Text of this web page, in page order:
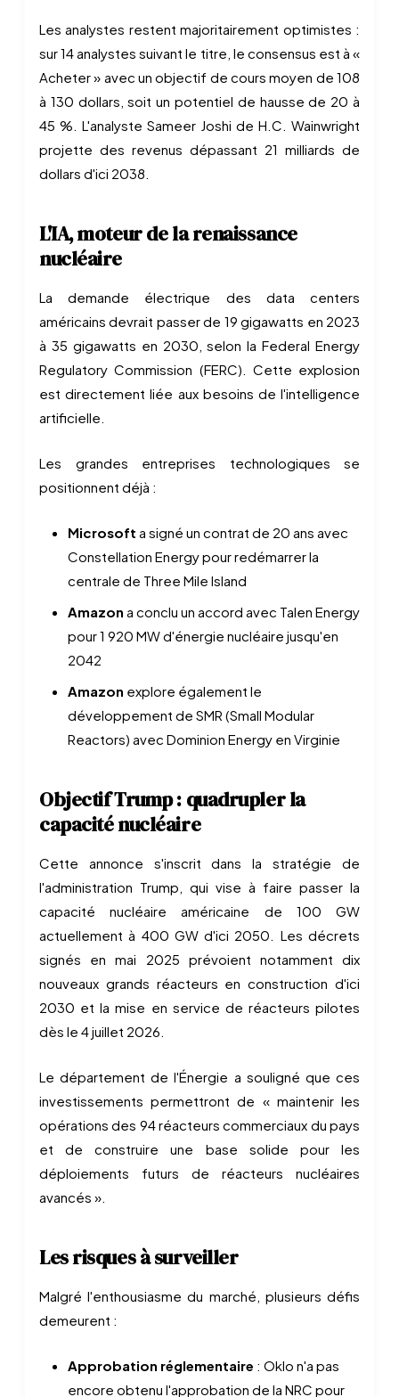
Les analystes restent majoritairement optimistes :
sur 14 analystes suivant le titre, le consensus est à «
Acheter » avec un objectif de cours moyen de 108
à 130 dollars, soit un potentiel de hausse de 20 à
45 %. L'analyste Sameer Joshi de H.C. Wainwright
projette des revenus dépassant 21 milliards de
dollars d'ici 2038.
L'IA, moteur de la renaissance
nucléaire
La demande électrique des data centers
américains devrait passer de 19 gigawatts en 2023
à 35 gigawatts en 2030, selon la Federal Energy
Regulatory Commission (FERC). Cette explosion
est directement liée aux besoins de l'intelligence
artificielle.
Les grandes entreprises technologiques se
positionnent déjà :
Microsoft a signé un contrat de 20 ans avec
Constellation Energy pour redémarrer la
centrale de Three Mile Island
Amazon a conclu un accord avec Talen Energy
pour 1 920 MW d'énergie nucléaire jusqu'en
2042
Amazon explore également le
développement de SMR (Small Modular
Reactors) avec Dominion Energy en Virginie
Objectif Trump : quadrupler la
capacité nucléaire
Cette annonce s'inscrit dans la stratégie de
l'administration Trump, qui vise à faire passer la
capacité nucléaire américaine de 100 GW
actuellement à 400 GW d'ici 2050. Les décrets
signés en mai 2025 prévoient notamment dix
nouveaux grands réacteurs en construction d'ici
2030 et la mise en service de réacteurs pilotes
dès le 4 juillet 2026.
Le département de l'Énergie a souligné que ces
investissements permettront de « maintenir les
opérations des 94 réacteurs commerciaux du pays
et de construire une base solide pour les
déploiements futurs de réacteurs nucléaires
avancés ».
Les risques à surveiller
Malgré l'enthousiasme du marché, plusieurs défis
demeurent :
Approbation réglementaire : Oklo n'a pas
encore obtenu l'approbation de la NRC pour